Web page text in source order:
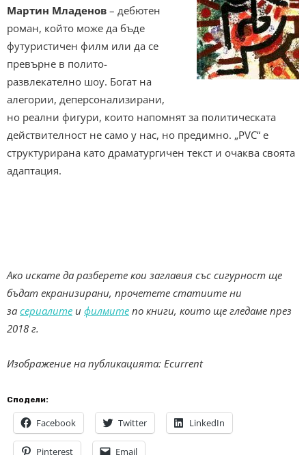
Мартин Младенов – дебютен
роман, който може да бъде
футуристичен филм или да се
превърне в полито-
развлекателно шоу. Богат на
алегории, деперсонализирани,
но реални фигури, които напомнят за политическата
действителност не само у нас, но предимно. „PVC“ е
структурирана като драматургичен текст и очаква своята
адаптация.
Ако искате да разберете кои заглавия със сигурност ще
бъдат екранизирани, прочетете статиите ни
за сериалите и филмите по книги, които ще гледаме през
2018 г.
Изображение на публикацията: Ecurrent
Сподели:
Facebook Twitter LinkedIn
Pinterest Email